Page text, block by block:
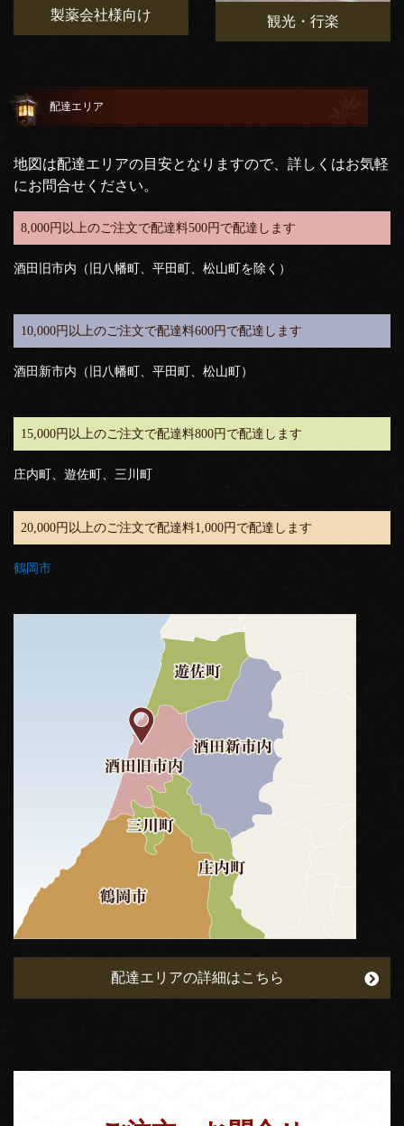
製薬会社様向け 観光・行楽
配達エリア
地図は配達エリアの目安となりますので、詳しくはお気軽
にお問合せください。
8,000円以上のご注文で配達料500円で配達します
酒田旧市内（旧八幡町、平田町、松山町を除く）
10,000円以上のご注文で配達料600円で配達します
酒田新市内（旧八幡町、平田町、松山町）
15,000円以上のご注文で配達料800円で配達します
庄内町、遊佐町、三川町
20,000円以上のご注文で配達料1,000円で配達します
鶴岡市
配達エリアの詳細はこちら